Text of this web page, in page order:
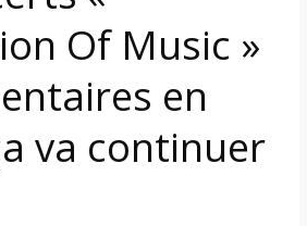
Of Music »
en
va continuer